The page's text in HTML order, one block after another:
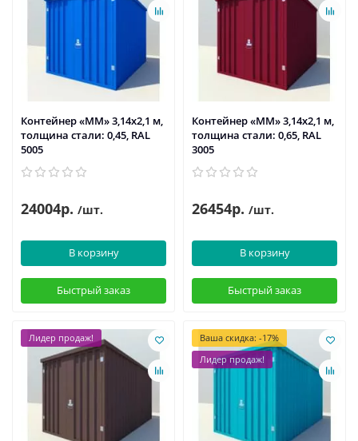
Контейнер «ММ» 3,14х2,1 м,
толщина стали: 0,45, RAL
5005
24004р. /шт.
В корзину
Быстрый заказ
Контейнер «ММ» 3,14х2,1 м,
толщина стали: 0,65, RAL
3005
26454р. /шт.
В корзину
Быстрый заказ
Лидер продаж!
Ваша скидка: -17%
Лидер продаж!